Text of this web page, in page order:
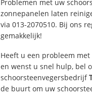
Problemen met uw
zonnepanelen laten
via 013-2070510. Bij ons
gemakkelijk!
Heeft u een probleem
en wenst u snel hulp, bel
schoorsteenvegersbedrijf
de buurt om uw